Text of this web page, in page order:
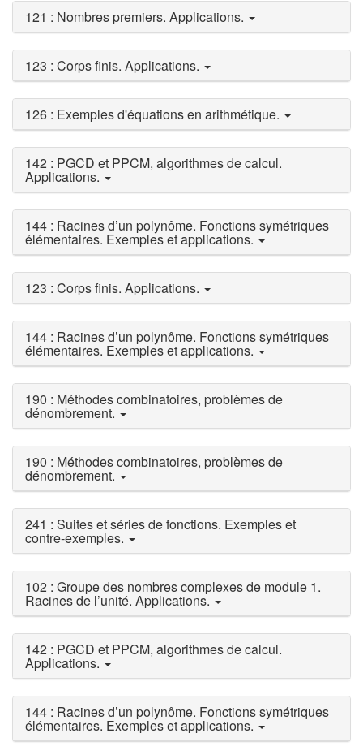
121 : Nombres premiers. Applications.
123 : Corps finis. Applications.
126 : Exemples d'équations en arithmétique.
142 : PGCD et PPCM, algorithmes de calcul.
Applications.
144 : Racines d’un polynôme. Fonctions symétriques
élémentaires. Exemples et applications.
123 : Corps finis. Applications.
144 : Racines d’un polynôme. Fonctions symétriques
élémentaires. Exemples et applications.
190 : Méthodes combinatoires, problèmes de
dénombrement.
190 : Méthodes combinatoires, problèmes de
dénombrement.
241 : Suites et séries de fonctions. Exemples et
contre-exemples.
102 : Groupe des nombres complexes de module 1.
Racines de l’unité. Applications.
142 : PGCD et PPCM, algorithmes de calcul.
Applications.
144 : Racines d’un polynôme. Fonctions symétriques
élémentaires. Exemples et applications.